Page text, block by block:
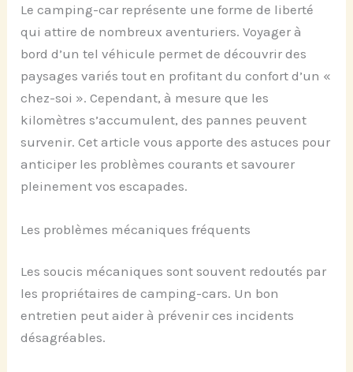
Le camping-car représente une forme de liberté
qui attire de nombreux aventuriers. Voyager à
bord d’un tel véhicule permet de découvrir des
paysages variés tout en profitant du confort d’un «
chez-soi ». Cependant, à mesure que les
kilomètres s’accumulent, des pannes peuvent
survenir. Cet article vous apporte des astuces pour
anticiper les problèmes courants et savourer
pleinement vos escapades.
Les problèmes mécaniques fréquents
Les soucis mécaniques sont souvent redoutés par
les propriétaires de camping-cars. Un bon
entretien peut aider à prévenir ces incidents
désagréables.